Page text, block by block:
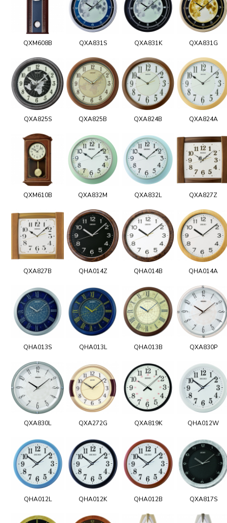
QXM608B QXA831S QXA831K QXA831G
QXA825S QXA825B QXA824B QXA824A
QXM610B QXA832M QXA832L QXA827Z
QXA827B QHA014Z QHA014B QHA014A
QHA013S QHA013L QHA013B QXA830P
QXA830L QXA272G QXA819K QHA012W
QHA012L QHA012K QHA012B QXA817S